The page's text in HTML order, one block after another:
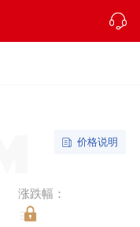
价格说明
涨跌幅：